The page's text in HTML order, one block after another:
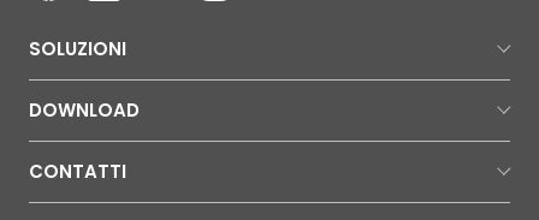
SOLUZIONI
DOWNLOAD
CONTATTI